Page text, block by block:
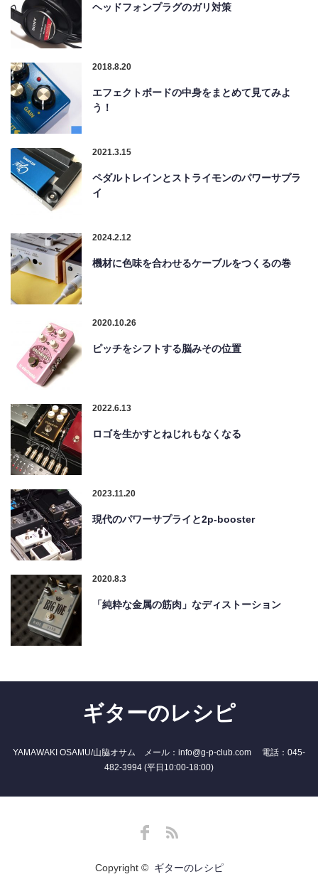
ヘッドフォンプラグのガリ対策
2018.8.20
エフェクトボードの中身をまとめて見てみよ
う！
2021.3.15
ペダルトレインとストライモンのパワーサプラ
イ
2024.2.12
機材に色味を合わせるケーブルをつくるの巻
2020.10.26
ピッチをシフトする脳みその位置
2022.6.13
ロゴを生かすとねじれもなくなる
2023.11.20
現代のパワーサプライと2p-booster
2020.8.3
「純粋な金属の筋肉」なディストーション
ギターのレシピ
YAMAWAKI OSAMU/山脇オサム メール：info@g-p-club.com 電話：045-
482-3994 (平日10:00-18:00)
Copyright © ギターのレシピ